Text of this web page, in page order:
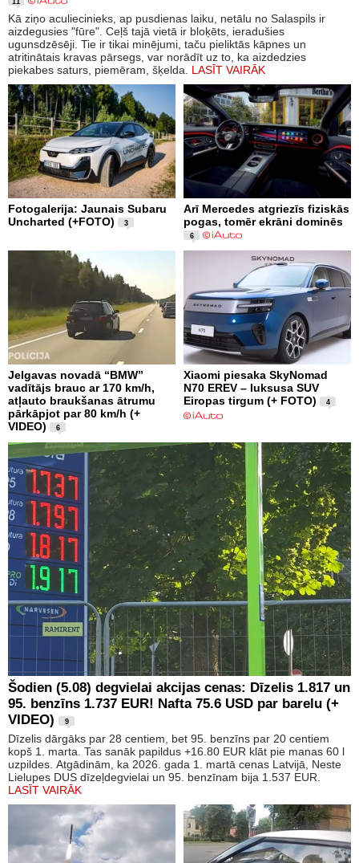
Kā ziņo aculiecinieks, ap pusdienas laiku, netālu no Salaspils ir
aizdegusies "fūre". Ceļš tajā vietā ir bloķēts, ieradušies
ugunsdzēsēji. Tie ir tikai minējumi, taču pieliktās kāpnes un
atritinātais kravas pārsegs, var norādīt uz to, ka aizdedzies
piekabes saturs, piemēram, šķelda. LASĪT VAIRĀK
Fotogalerija: Jaunais Subaru
Uncharted (+FOTO)
3
Arī Mercedes atgriezīs fiziskās
pogas, tomēr ekrāni dominēs
6
Jelgavas novadā “BMW”
vadītājs brauc ar 170 km/h,
atļauto braukšanas ātrumu
pārkāpjot par 80 km/h (+
VIDEO)
6
Xiaomi piesaka SkyNomad
N70 EREV – luksusa SUV
Eiropas tirgum (+ FOTO)
4
Šodien (5.08) degvielai akcijas cenas: Dīzelis 1.817 un
95. benzīns 1.737 EUR! Nafta 75.6 USD par barelu (+
VIDEO)
9
Dīzelis dārgāks par 28 centiem, bet 95. benzīns par 20 centiem
kopš 1. marta. Tas sanāk papildus +16.80 EUR klāt pie manas 60 l
uzpildes. Atgādinām, ka 2026. gada 1. martā cenas Latvijā, Neste
Lielupes DUS dīzeļdegvielai un 95. benzīnam bija 1.537 EUR.
LASĪT VAIRĀK